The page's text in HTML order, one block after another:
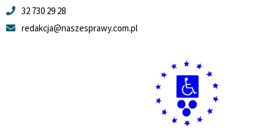
32 730 29 28
redakcja@naszesprawy.com.pl